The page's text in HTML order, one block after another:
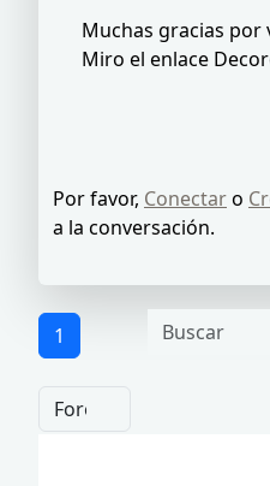
Muchas gracias por
Miro el enlace
Por favor, Conectaro
a la conversación.
1